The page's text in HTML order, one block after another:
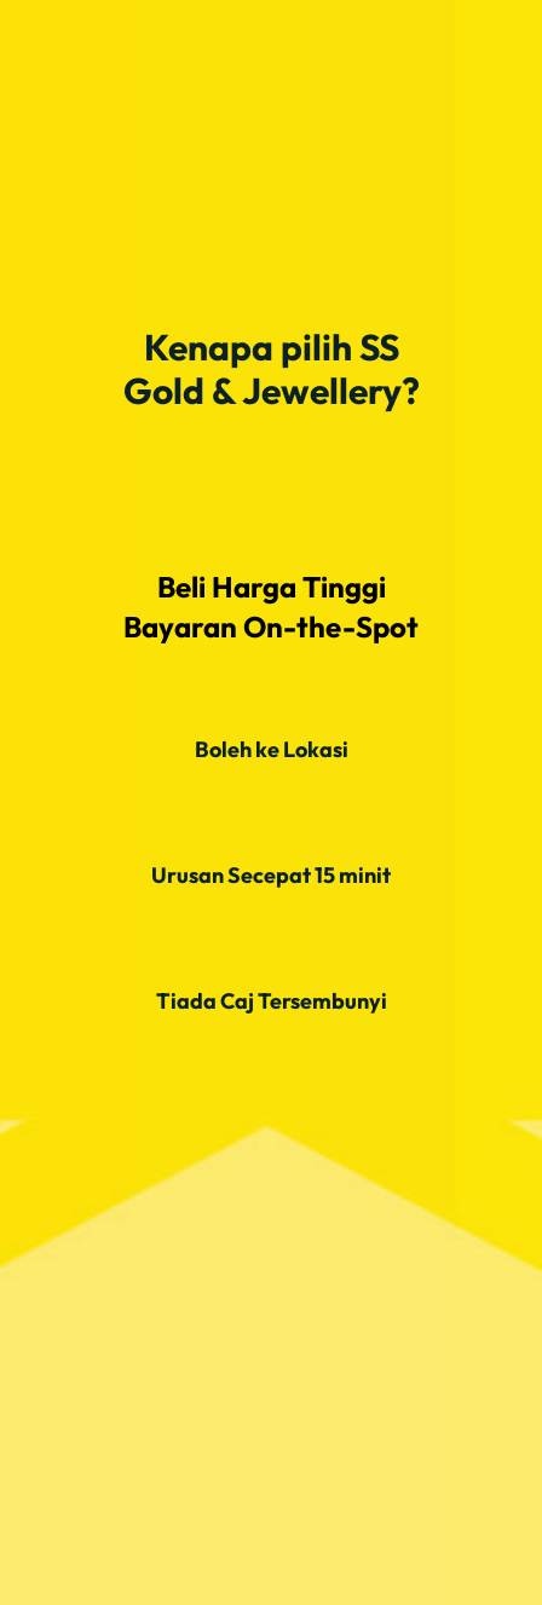
Kenapa pilih SS
Gold & Jewellery?
Beli Harga Tinggi
Bayaran On-the-Spot
Boleh ke Lokasi
Urusan Secepat 15 minit
Tiada Caj Tersembunyi